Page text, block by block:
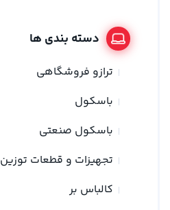
دسته بندی ها
ترازو فروشگاهی
باسکول
باسکول صنعتی
تجهیزات و قطعات توزین
کالباس بر